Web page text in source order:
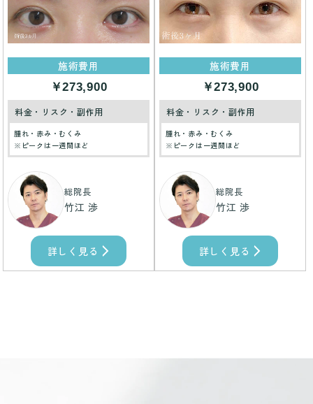
施術費用
￥273,900
料金・リスク・副作用
腫れ・赤み・むくみ
※ピークは一週間ほど
総院長
竹江 渉
詳しく見る
施術費用
￥273,900
料金・リスク・副作用
腫れ・赤み・むくみ
※ピークは一週間ほど
総院長
竹江 渉
詳しく見る